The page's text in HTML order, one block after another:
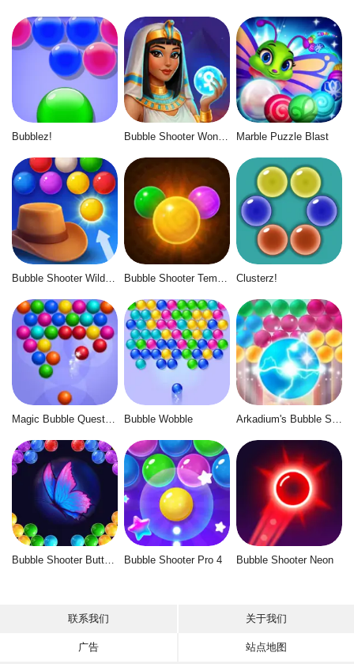
Bubblez! Bubble Shooter Wonders of Egypt Marble Puzzle Blast
Clusterz!
Bubble Wobble
Bubble Shooter Butterfly Bubble Shooter Pro 4 Bubble Shooter Neon
联系我们 关于我们
广告 站点地图